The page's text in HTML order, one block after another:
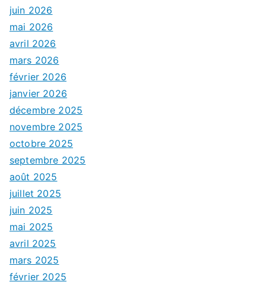
juin 2026
mai 2026
avril 2026
mars 2026
février 2026
janvier 2026
décembre 2025
novembre 2025
octobre 2025
septembre 2025
août 2025
juillet 2025
juin 2025
mai 2025
avril 2025
mars 2025
février 2025